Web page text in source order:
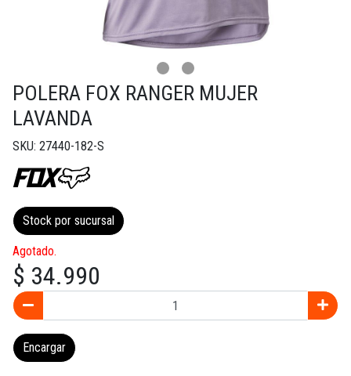
POLERA FOX RANGER MUJER
LAVANDA
SKU: 27440-182-S
Stock por sucursal
Agotado.
$ 34.990
Encargar